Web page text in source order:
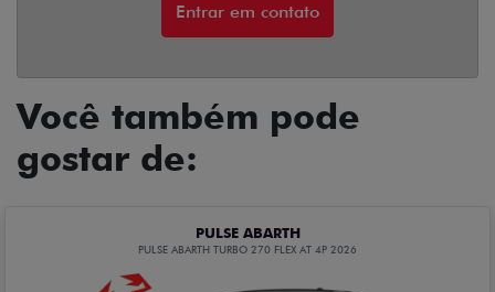
Entrar em contato
Você também pode
gostar de:
PULSE ABARTH
PULSE ABARTH TURBO 270 FLEX AT 4P 2026